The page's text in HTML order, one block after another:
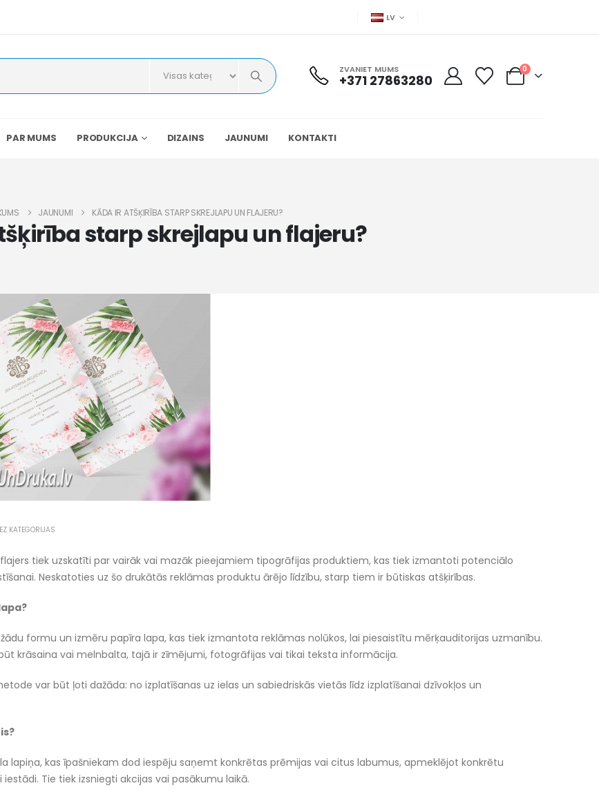
LV
ZVANIET MUMS
+371 27863280
0
PAR MUMS PRODUKCIJA DIZAINS JAUNUMI KONTAKTI
JAUNUMI KĀDA IR ATŠĶIRĪBA STARP SKREJLAPU UN FLAJERU?
starp skrejlapu un flajeru?
KATEGORIJAS
tiek uzskatīti par vairāk vai mazāk pieejamiem tipogrāfijas produktiem, kas tiek izmantoti potenciālo
Neskatoties uz šo drukātās reklāmas produktu ārējo līdzību, starp tiem ir būtiskas atšķirības.
formu un izmēru papīra lapa, kas tiek izmantota reklāmas nolūkos, lai piesaistītu mērķauditorijas uzmanību.
krāsaina vai melnbalta, tajā ir zīmējumi, fotogrāfijas vai tikai teksta informācija.
var būt ļoti dažāda: no izplatīšanas uz ielas un sabiedriskās vietās līdz izplatīšanai dzīvokļos un
lapiņa, kas īpašniekam dod iespēju saņemt konkrētas prēmijas vai citus labumus, apmeklējot konkrētu
Tie tiek izsniegti akcijas vai pasākumu laikā.